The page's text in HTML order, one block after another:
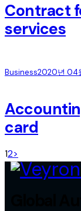
Contract
services
Business2020년 04
card
글
페
Page
1Page
2>